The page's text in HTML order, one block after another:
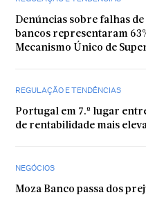
Denúncias sobre falhas
bancos representaram
Mecanismo Único de
REGULAÇÃO E TENDÊNCIAS
Portugal em 7.º lugar
de rentabilidade mais
NEGÓCIOS
Moza Banco passa dos